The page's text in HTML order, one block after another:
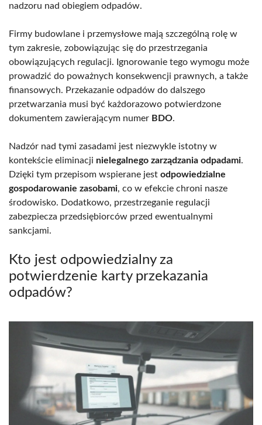
nadzoru nad obiegiem odpadów.
Firmy budowlane i przemysłowe mają szczególną rolę w
tym zakresie, zobowiązując się do przestrzegania
obowiązujących regulacji. Ignorowanie tego wymogu może
prowadzić do poważnych konsekwencji prawnych, a także
finansowych. Przekazanie odpadów do dalszego
przetwarzania musi być każdorazowo potwierdzone
dokumentem zawierającym numer BDO.
Nadzór nad tymi zasadami jest niezwykle istotny w
kontekście eliminacji nielegalnego zarządzania odpadami.
Dzięki tym przepisom wspierane jest odpowiedzialne
gospodarowanie zasobami, co w efekcie chroni nasze
środowisko. Dodatkowo, przestrzeganie regulacji
zabezpiecza przedsiębiorców przed ewentualnymi
sankcjami.
Kto jest odpowiedzialny za
potwierdzenie karty przekazania
odpadów?